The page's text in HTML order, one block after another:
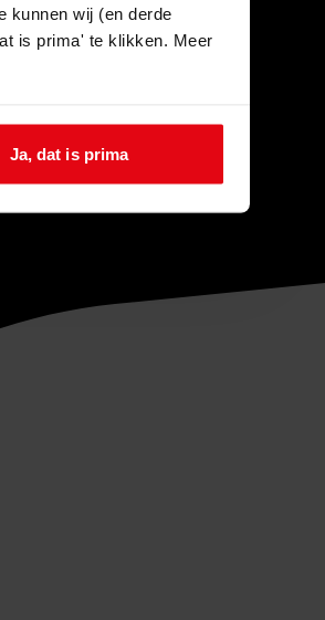
kunnen wij (en derde
is prima' te klikken. Meer
Ja, dat is prima